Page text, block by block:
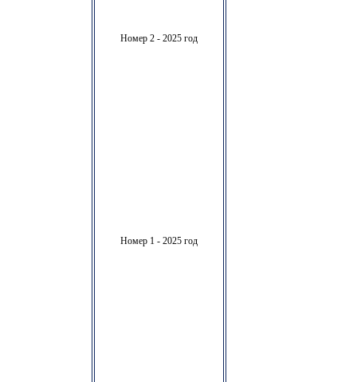
Номер 2 - 2025 год
Номер 1 - 2025 год